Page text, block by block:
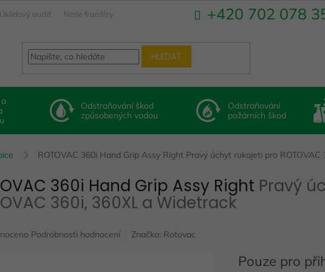
+420 702 078
Úklidový audit Naše franšízy
HLEDAT
Odstraňování škod
způsobených vodou
Odstraňování
požárních škod
ROTOVAC 360i Hand Grip Assy Right Pravý úchyt rukojeti pro
360i Hand Grip Assy Right Pravý
360i, 360XL a Widetrack
Podrobnosti hodnocení Značka: Rotovac
Pouze pro